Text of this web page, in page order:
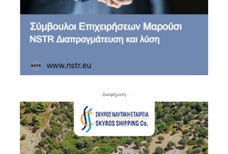
- Διαφήμιση -